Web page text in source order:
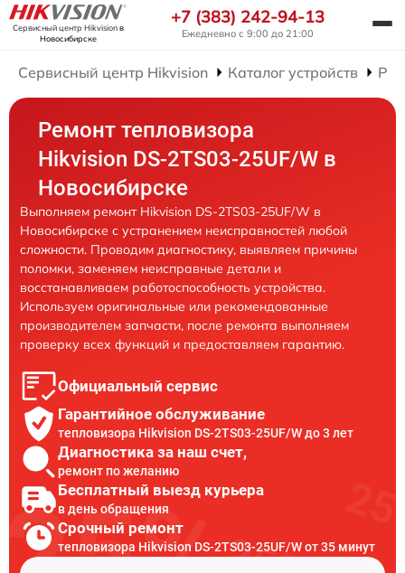
Сервисный центр Hikvisionв
Новосибирске
+7 (383) 242-94-13
Ежедневно с 9:00 до 21:00
Сервисный центр Hikvision Каталог устройств
Ремонт тепловизора
Hikvision DS-2TS03-25UF/W в
Новосибирске
Выполняем ремонт Hikvision DS-2TS03-25UF/W в
Новосибирске с устранением неисправностей любой
сложности. Проводим диагностику, выявляем причины
поломки, заменяем неисправные детали и
восстанавливаем работоспособность устройства.
Используем оригинальные или рекомендованные
производителем запчасти, после ремонта выполняем
проверку всех функций и предоставляем гарантию.
Официальный сервис
Гарантийное обслуживание
тепловизора Hikvision DS-2TS03-25UF/W до 3 лет
Диагностика за наш счет,
ремонт по желанию
Бесплатный выезд курьера
в день обращения
Срочный ремонт
тепловизора Hikvision DS-2TS03-25UF/W от 35 минут